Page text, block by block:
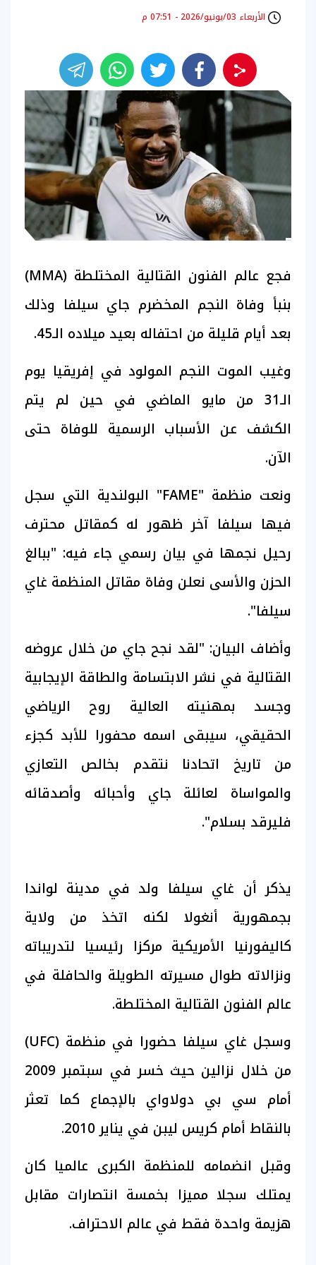
الأربعاء 03/يونيو/2026 - 07:51 م
فجع عالم الفنون القتالية المختلطة (MMA)
بنبأ وفاة النجم المخضرم جاي سيلفا وذلك
بعد أيام قليلة من احتفاله بعيد ميلاده الـ45.
وغيب الموت النجم المولود في إفريقيا يوم
الـ31 من مايو الماضي في حين لم يتم
الكشف عن الأسباب الرسمية للوفاة حتى
الآن.
ونعت منظمة "FAME" البولندية التي سجل
فيها سيلفا آخر ظهور له كمقاتل محترف
رحيل نجمها في بيان رسمي جاء فيه: "ببالغ
الحزن والأسى نعلن وفاة مقاتل المنظمة غاي
سيلفا".
وأضاف البيان: "لقد نجح جاي من خلال عروضه
القتالية في نشر الابتسامة والطاقة الإيجابية
وجسد بمهنيته العالية روح الرياضي
الحقيقي، سيبقى اسمه محفورا للأبد كجزء
من تاريخ اتحادنا نتقدم بخالص التعازي
والمواساة لعائلة جاي وأحبائه وأصدقائه
فليرقد بسلام".
يذكر أن غاي سيلفا ولد في مدينة لواندا
بجمهورية أنغولا لكنه اتخذ من ولاية
كاليفورنيا الأمريكية مركزا رئيسيا لتدريباته
ونزالاته طوال مسيرته الطويلة والحافلة في
عالم الفنون القتالية المختلطة.
وسجل غاي سيلفا حضورا في منظمة (UFC)
من خلال نزالين حيث خسر في سبتمبر 2009
أمام سي بي دولاواي بالإجماع كما تعثر
بالنقاط أمام كريس ليبن في يناير 2010.
وقبل انضمامه للمنظمة الكبرى عالميا كان
يمتلك سجلا مميزا بخمسة انتصارات مقابل
هزيمة واحدة فقط في عالم الاحتراف.